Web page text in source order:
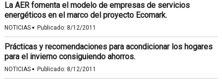
La AER fomenta el modelo de empresas de servicios
energéticos en el marco del proyecto Ecomark.
NOTICIAS · Publicado: 8/12/2011
Prácticas y recomendaciones para acondicionar los hogares
para el invierno consiguiendo ahorros.
NOTICIAS · Publicado: 8/12/2011